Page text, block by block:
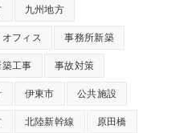
九州地方
フィス 事務所新築
工事 事故対策
伊東市 公共施設
北陸新幹線 原田橋